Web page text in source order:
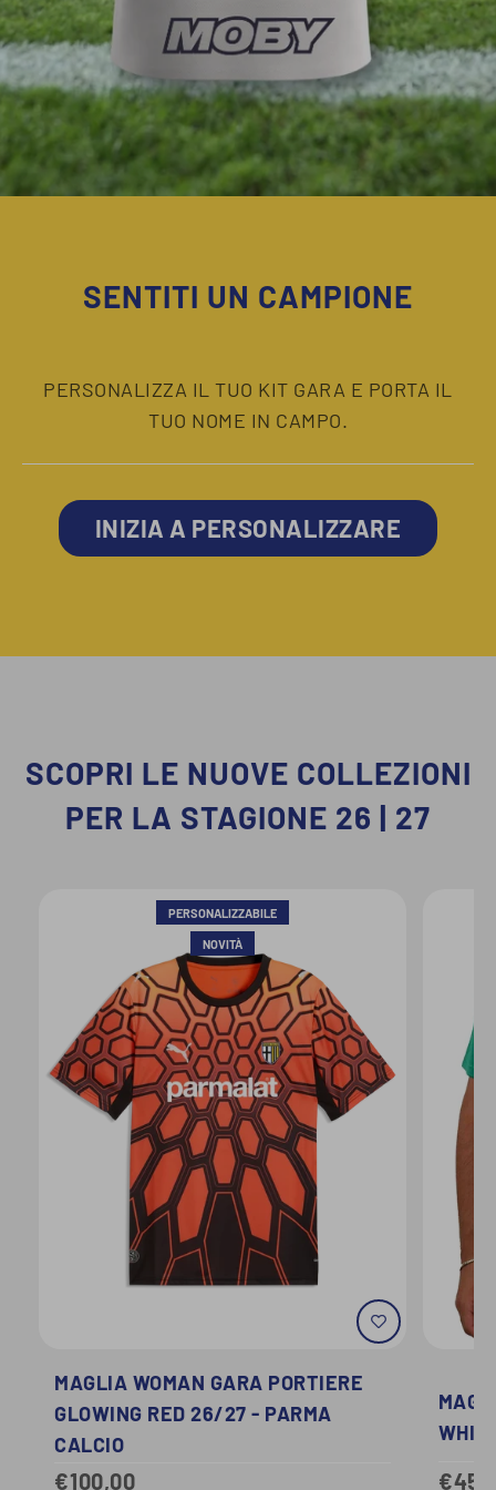
SENTITI UN CAMPIONE
PERSONALIZZA IL TUO KIT GARA E PORTA IL
TUO NOME IN CAMPO.
INIZIA A PERSONALIZZARE
SCOPRI LE NUOVE COLLEZIONI
PER LA STAGIONE 26 | 27
PERSONALIZZABILE
NOVITÀ
MAGLIA WOMAN GARA PORTIERE
GLOWING RED 26/27 - PARMA
CALCIO
€100,00